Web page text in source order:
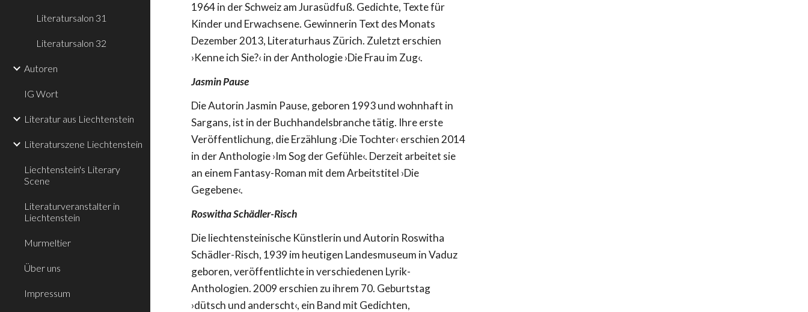
Literatursalon 31
Literatursalon 32
Autoren
IG Wort
Literatur aus Liechtenstein
Literaturszene Liechtenstein
Liechtenstein's Literary
Scene
Literaturveranstalter in
Liechtenstein
Murmeltier
Über uns
Impressum
1964 in der Schweiz am Jurasüdfuß. Gedichte, Texte für
Kinder und Erwachsene. Gewinnerin Text des Monats
Dezember 2013, Literaturhaus Zürich. Zuletzt erschien
›Kenne ich Sie?‹ in der Anthologie ›Die Frau im Zug‹.
Jasmin Pause
Die Autorin Jasmin Pause, geboren 1993 und wohnhaft in
Sargans, ist in der Buchhandelsbranche tätig. Ihre erste
Veröffentlichung, die Erzählung ›Die Tochter‹ erschien 2014
in der Anthologie ›Im Sog der Gefühle‹. Derzeit arbeitet sie
an einem Fantasy-Roman mit dem Arbeitstitel ›Die
Gegebene‹.
Roswitha Schädler-Risch
Die liechtensteinische Künstlerin und Autorin Roswitha
Schädler-Risch, 1939 im heutigen Landesmuseum in Vaduz
geboren, veröffentlichte in verschiedenen Lyrik-
Anthologien. 2009 erschien zu ihrem 70. Geburtstag
›dütsch und anderscht‹, ein Band mit Gedichten,